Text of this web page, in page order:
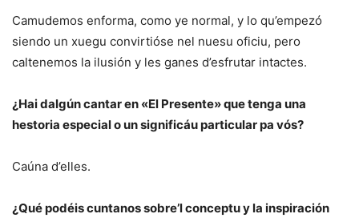
Camudemos enforma, como ye normal, y lo qu’empezó
siendo un xuegu convirtióse nel nuesu oficiu, pero
caltenemos la ilusión y les ganes d’esfrutar intactes.
¿Hai dalgún cantar en «El Presente» que tenga una
hestoria especial o un significáu particular pa vós?
Caúna d’elles.
¿Qué podéis cuntanos sobre’l conceptu y la inspiración